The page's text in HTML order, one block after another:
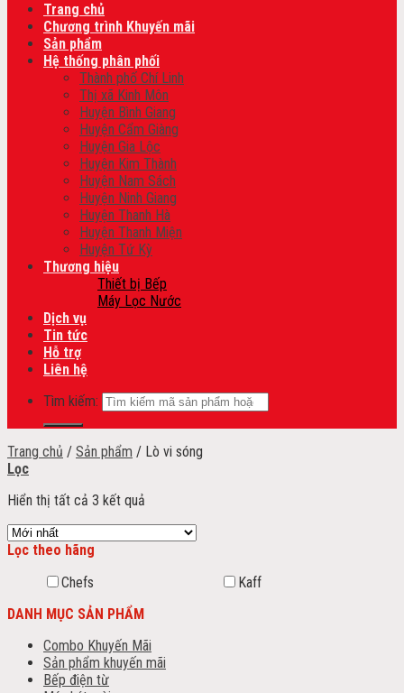
Trang chủ
Chương trình Khuyến mãi
Sản phẩm
Hệ thống phân phối
Thành phố Chí Linh
Thị xã Kinh Môn
Huyện Bình Giang
Huyện Cẩm Giàng
Huyện Gia Lộc
Huyện Kim Thành
Huyện Nam Sách
Huyện Ninh Giang
Huyện Thanh Hà
Huyện Thanh Miện
Huyện Tứ Kỳ
Thương hiệu
Thiết bị Bếp
Máy Lọc Nước
Dịch vụ
Tin tức
Hỗ trợ
Liên hệ
Tìm kiếm:
Trang chủ / Sản phẩm / Lò vi sóng
Lọc
Hiển thị tất cả 3 kết quả
Lọc theo hãng
Chefs
Kaff
DANH MỤC SẢN PHẨM
Combo Khuyến Mãi
Sản phẩm khuyến mãi
Bếp điện từ